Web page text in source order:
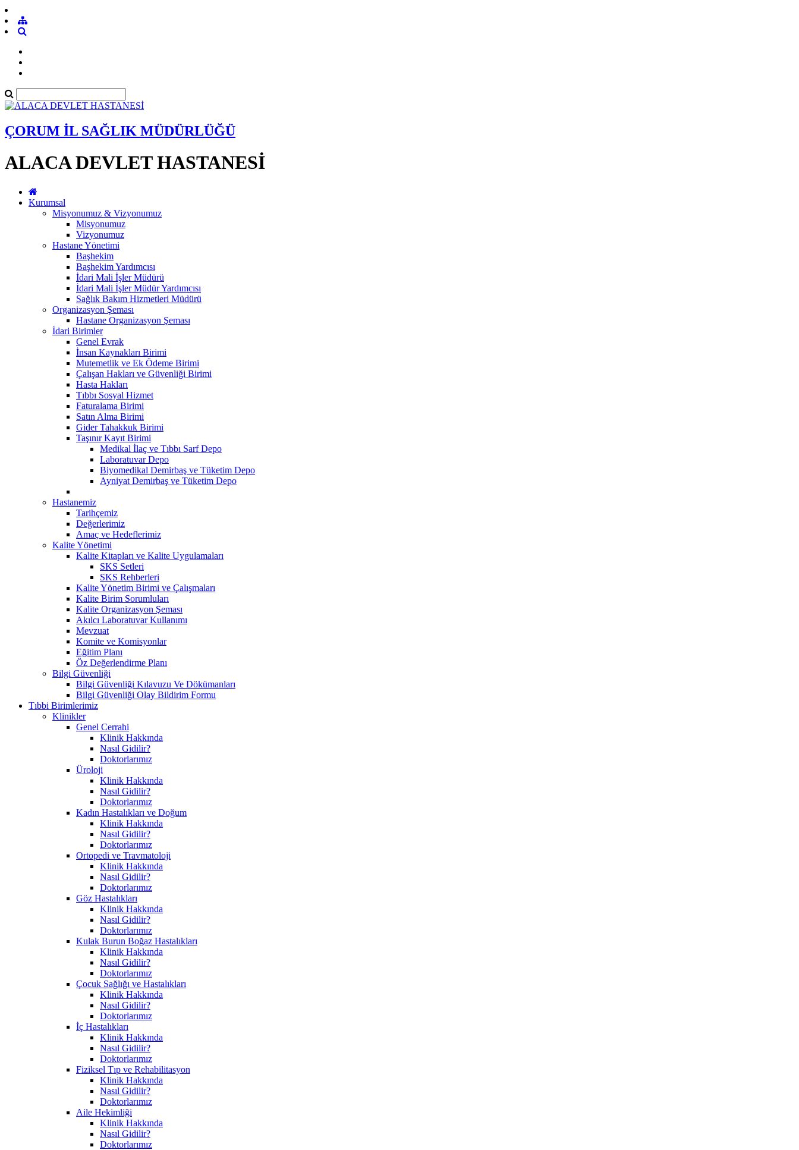
ÇORUM İL SAĞLIK MÜDÜRLÜĞÜ
ALACA DEVLET HASTANESİ
Kurumsal
Misyonumuz & Vizyonumuz
Misyonumuz
Vizyonumuz
Hastane Yönetimi
Başhekim
Başhekim Yardımcısı
İdari Mali İşler Müdürü
İdari Mali İşler Müdür Yardımcısı
Sağlık Bakım Hizmetleri Müdürü
Organizasyon Şeması
Hastane Organizasyon Şeması
İdari Birimler
Genel Evrak
İnsan Kaynakları Birimi
Mutemetlik ve Ek Ödeme Birimi
Çalışan Hakları ve Güvenliği Birimi
Hasta Hakları
Tıbbı Sosyal Hizmet
Faturalama Birimi
Satın Alma Birimi
Gider Tahakkuk Birimi
Taşınır Kayıt Birimi
Medikal İlaç ve Tıbbı Sarf Depo
Laboratuvar Depo
Biyomedikal Demirbaş ve Tüketim Depo
Ayniyat Demirbaş ve Tüketim Depo
Hastanemiz
Tarihçemiz
Değerlerimiz
Amaç ve Hedeflerimiz
Kalite Yönetimi
Kalite Kitapları ve Kalite Uygulamaları
SKS Setleri
SKS Rehberleri
Kalite Yönetim Birimi ve Çalışmaları
Kalite Birim Sorumluları
Kalite Organizasyon Şeması
Akılcı Laboratuvar Kullanımı
Mevzuat
Komite ve Komisyonlar
Eğitim Planı
Öz Değerlendirme Planı
Bilgi Güvenliği
Bilgi Güvenliği Kılavuzu Ve Dökümanları
Bilgi Güvenliği Olay Bildirim Formu
Tıbbi Birimlerimiz
Klinikler
Genel Cerrahi
Klinik Hakkında
Nasıl Gidilir?
Doktorlarımız
Üroloji
Klinik Hakkında
Nasıl Gidilir?
Doktorlarımız
Kadın Hastalıkları ve Doğum
Klinik Hakkında
Nasıl Gidilir?
Doktorlarımız
Ortopedi ve Travmatoloji
Klinik Hakkında
Nasıl Gidilir?
Doktorlarımız
Göz Hastalıkları
Klinik Hakkında
Nasıl Gidilir?
Doktorlarımız
Kulak Burun Boğaz Hastalıkları
Klinik Hakkında
Nasıl Gidilir?
Doktorlarımız
Çocuk Sağlığı ve Hastalıkları
Klinik Hakkında
Nasıl Gidilir?
Doktorlarımız
İç Hastalıkları
Klinik Hakkında
Nasıl Gidilir?
Doktorlarımız
Fiziksel Tıp ve Rehabilitasyon
Klinik Hakkında
Nasıl Gidilir?
Doktorlarımız
Aile Hekimliği
Klinik Hakkında
Nasıl Gidilir?
Doktorlarımız